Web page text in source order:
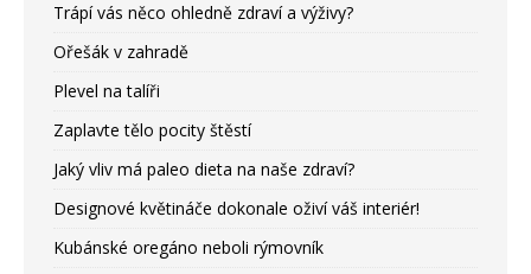
Trápí vás něco ohledně zdraví a výživy?
Ořešák v zahradě
Plevel na talíři
Zaplavte tělo pocity štěstí
Jaký vliv má paleo dieta na naše zdraví?
Designové květináče dokonale oživí váš interiér!
Kubánské oregáno neboli rýmovník